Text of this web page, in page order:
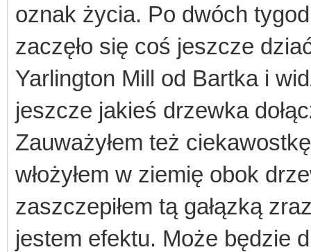
oznak życia. Po dwóch
zaczęło się coś jeszcze
Yarlington Mill od Bartka i
jeszcze jakieś drzewka
Zauważyłem też
włożyłem w ziemię obok
zaszczepiłem tą gałązką
jestem efektu. Może będzie